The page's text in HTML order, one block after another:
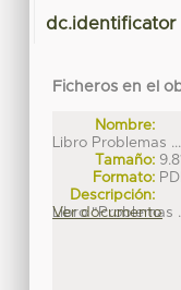
dc.identificator
Ficheros en el
Nombre:
Libro Problemas ...
Tamaño:
Formato:
Descripción:
Libro "Problemas
Ver documento